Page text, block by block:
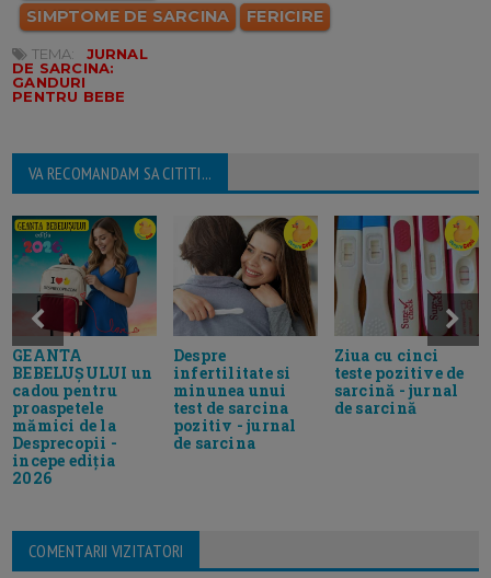
SIMPTOME DE SARCINA
FERICIRE
TEMA:
JURNAL
DE SARCINA:
GANDURI
PENTRU BEBE
VA RECOMANDAM SA CITITI...
GEANTA
BEBELUȘULUI un
cadou pentru
proaspetele
mămici de la
Desprecopii -
incepe ediția
2026
Despre
infertilitate si
minunea unui
test de sarcina
pozitiv - jurnal
de sarcina
Ziua cu cinci
teste pozitive de
sarcină - jurnal
de sarcină
COMENTARII VIZITATORI